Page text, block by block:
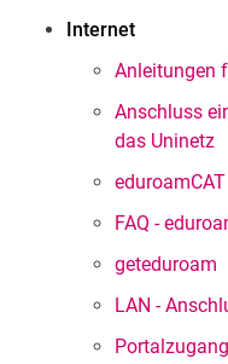
Internet
Anleitungen
Anschluss
das Uninetz
eduroamCAT
FAQ -
geteduroam
LAN -
Portalzugang